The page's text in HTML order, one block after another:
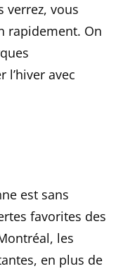
verrez, vous
rapidement. On
l’hiver avec
est sans
favorites des
les
en plus de